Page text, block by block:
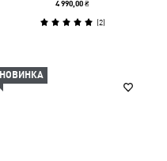
4 990,00 ₴
(2)
НОВИНКА